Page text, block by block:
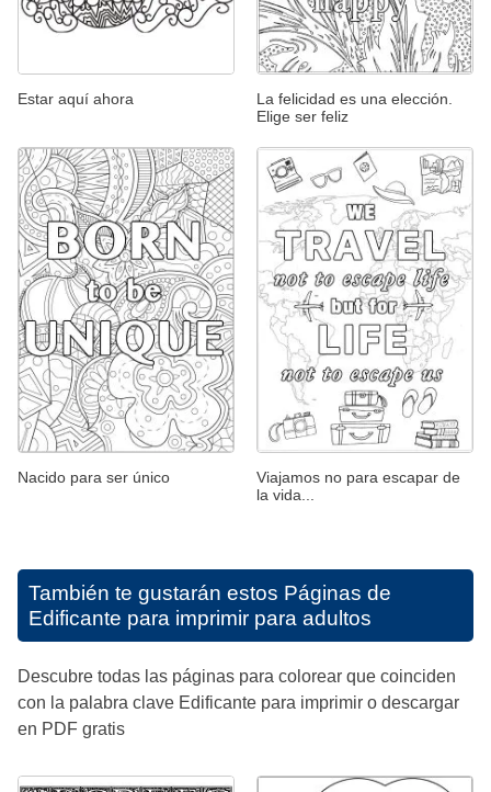
Estar aquí ahora
La felicidad es una elección.
Elige ser feliz
Nacido para ser único
Viajamos no para escapar de
la vida...
También te gustarán estos Páginas de
Edificante para imprimir para adultos
Descubre todas las páginas para colorear que coinciden
con la palabra clave Edificante para imprimir o descargar
en PDF gratis